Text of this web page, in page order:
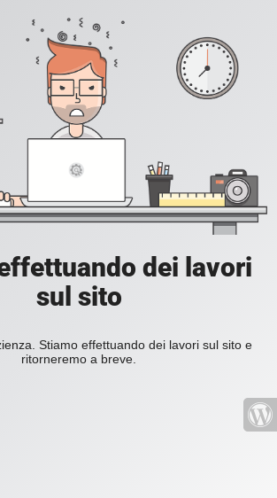
dei lavori
sul sito
Stiamo effettuando dei lavori sul sito e
ritorneremo a breve.